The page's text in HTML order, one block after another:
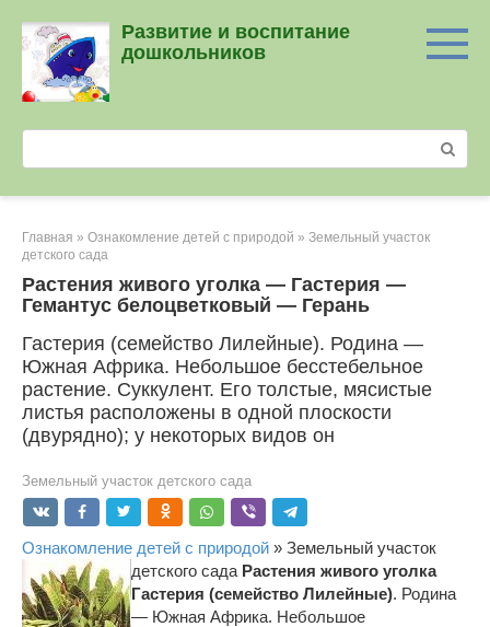
контенту
Развитие и воспитание
дошкольников
Главная » Ознакомление детей с природой » Земельный участок
детского сада
Растения живого уголка — Гастерия —
Гемантус белоцветковый — Герань
Гастерия (семейство Лилейные). Родина —
Южная Африка. Небольшое бесстебельное
растение. Суккулент. Его толстые, мясистые
листья расположены в одной плоскости
(двурядно); у некоторых видов он
Земельный участок детского сада
Ознакомление детей с природой » Земельный участок
детского сада Растения живого уголка
Гастерия (семейство Лилейные). Родина
— Южная Африка. Небольшое